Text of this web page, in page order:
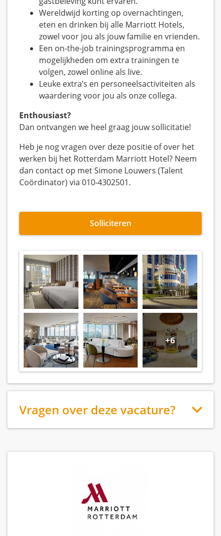
Wereldwijd korting op overnachtingen,
eten en drinken bij alle Marriott Hotels,
zowel voor jou als jouw familie en vrienden.
Een on-the-job trainingsprogramma en
mogelijkheden om extra trainingen te
volgen, zowel online als live.
Leuke extra’s en personeelsactiviteiten als
waardering voor jou als onze collega.
Enthousiast?
Dan ontvangen we heel graag jouw sollicitatie!
Heb je nog vragen over deze positie of over het
werken bij het Rotterdam Marriott Hotel? Neem
dan contact op met Simone Louwers (Talent
Coördinator) via 010-4302501.
Solliciteren
+6
Vragen over deze vacature?